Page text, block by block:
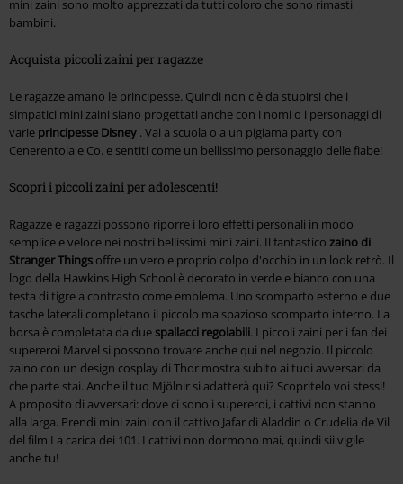
mini zaini sono molto apprezzati da tutti coloro che sono rimasti
bambini.
Acquista piccoli zaini per ragazze
Le ragazze amano le principesse. Quindi non c'è da stupirsi che i
simpatici mini zaini siano progettati anche con i nomi o i personaggi di
varie principesse Disney . Vai a scuola o a un pigiama party con
Cenerentola e Co. e sentiti come un bellissimo personaggio delle fiabe!
Scopri i piccoli zaini per adolescenti!
Ragazze e ragazzi possono riporre i loro effetti personali in modo
semplice e veloce nei nostri bellissimi mini zaini. Il fantastico zaino di
Stranger Things offre un vero e proprio colpo d'occhio in un look retrò. Il
logo della Hawkins High School è decorato in verde e bianco con una
testa di tigre a contrasto come emblema. Uno scomparto esterno e due
tasche laterali completano il piccolo ma spazioso scomparto interno. La
borsa è completata da due spallacci regolabili. I piccoli zaini per i fan dei
supereroi Marvel si possono trovare anche qui nel negozio. Il piccolo
zaino con un design cosplay di Thor mostra subito ai tuoi avversari da
che parte stai. Anche il tuo Mjölnir si adatterà qui? Scopritelo voi stessi!
A proposito di avversari: dove ci sono i supereroi, i cattivi non stanno
alla larga. Prendi mini zaini con il cattivo Jafar di Aladdin o Crudelia de Vil
del film La carica dei 101. I cattivi non dormono mai, quindi sii vigile
anche tu!